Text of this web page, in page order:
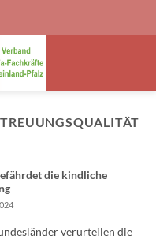
die kindliche
verurteilen die